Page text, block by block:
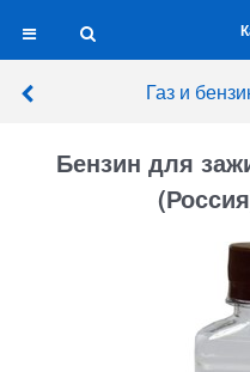
Газ и
Бензин для